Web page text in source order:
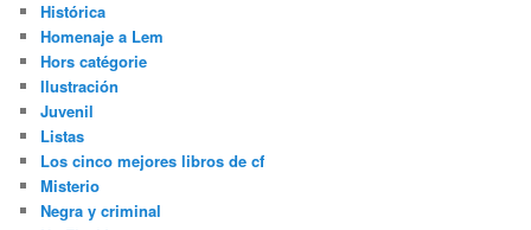
Histórica
Homenaje a Lem
Hors catégorie
Ilustración
Juvenil
Listas
Los cinco mejores libros de cf
Misterio
Negra y criminal